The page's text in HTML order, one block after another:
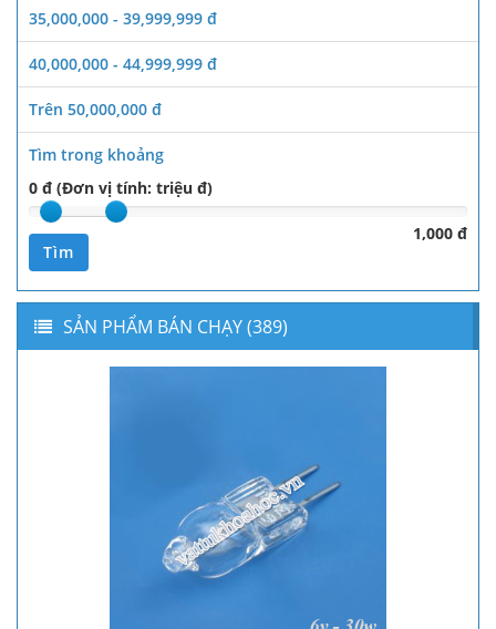
35,000,000 - 39,999,999 đ
40,000,000 - 44,999,999 đ
Trên 50,000,000 đ
Tìm trong khoảng
0 đ (Đơn vị tính: triệu đ)
1,000 đ
Tìm
SẢN PHẨM BÁN CHẠY (389)